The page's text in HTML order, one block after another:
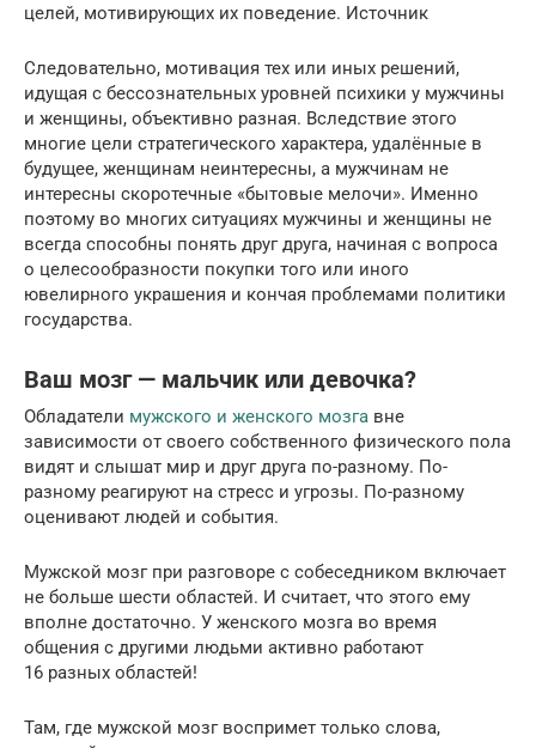
целей, мотивирующих их поведение. Источник
Следовательно, мотивация тех или иных решений,
идущая с бессознательных уровней психики у мужчины
и женщины, объективно разная. Вследствие этого
многие цели стратегического характера, удалённые в
будущее, женщинам неинтересны, а мужчинам не
интересны скоротечные «бытовые мелочи». Именно
поэтому во многих ситуациях мужчины и женщины не
всегда способны понять друг друга, начиная с вопроса
о целесообразности покупки того или иного
ювелирного украшения и кончая проблемами политики
государства.
Ваш мозг — мальчик или девочка?
Обладатели мужского и женского мозга вне
зависимости от своего собственного физического пола
видят и слышат мир и друг друга по-разному. По-
разному реагируют на стресс и угрозы. По-разному
оценивают людей и события.
Мужской мозг при разговоре с собеседником включает
не больше шести областей. И считает, что этого ему
вполне достаточно. У женского мозга во время
общения с другими людьми активно работают
16 разных областей!
Там, где мужской мозг воспримет только слова,